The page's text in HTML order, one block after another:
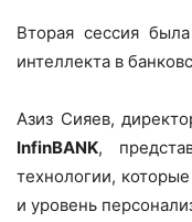
Вторая сессия
интеллекта в
Азиз Сияев,
InfinBANK,
технологии,
и уровень